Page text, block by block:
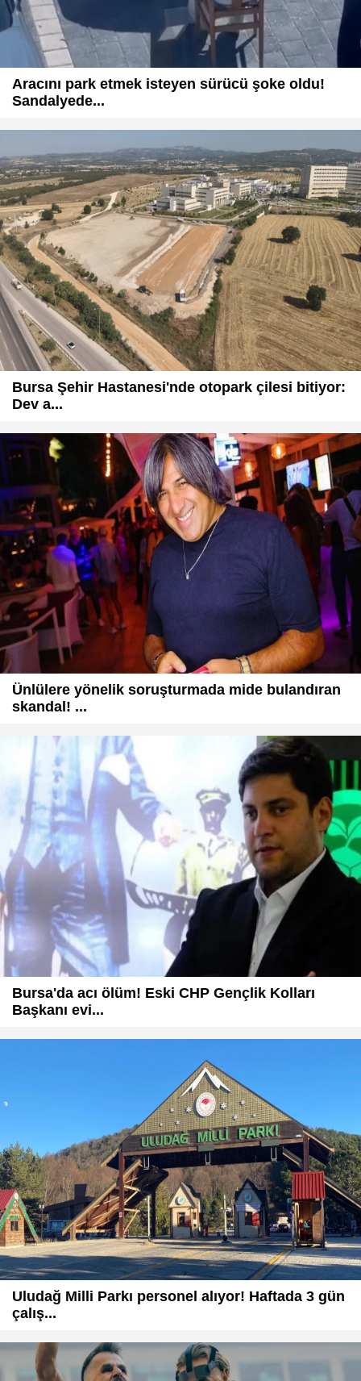
Aracını park etmek isteyen sürücü şoke oldu!
Sandalyede...
Bursa Şehir Hastanesi'nde otopark çilesi bitiyor:
Dev a...
Ünlülere yönelik soruşturmada mide bulandıran
skandal! ...
Bursa'da acı ölüm! Eski CHP Gençlik Kolları
Başkanı evi...
Uludağ Milli Parkı personel alıyor! Haftada 3 gün
çalış...